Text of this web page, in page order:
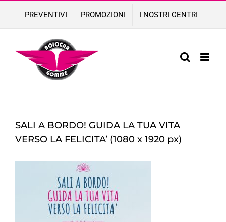
content
PREVENTIVI PROMOZIONI I NOSTRI CENTRI
SALI A BORDO! GUIDA LA TUA VITA
VERSO LA FELICITA’ (1080 x 1920 px)